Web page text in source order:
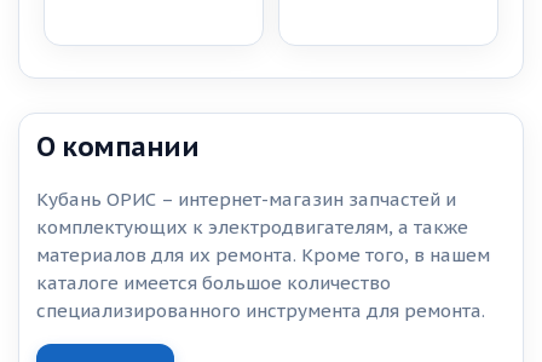
О компании
Кубань ОРИС – интернет-магазин запчастей и
комплектующих к электродвигателям, а также
материалов для их ремонта. Кроме того, в нашем
каталоге имеется большое количество
специализированного инструмента для ремонта.